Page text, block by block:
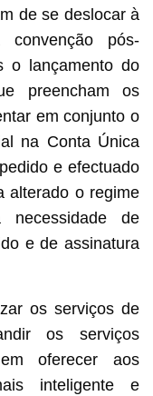
de se deslocar à
convenção pós-
o lançamento do
preencham os
em conjunto o
na Conta Única
e efectuado
alterado o regime
de
e de assinatura
os serviços de
os serviços
em oferecer aos
inteligente e